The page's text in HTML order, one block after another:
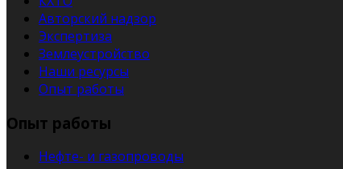
Авторский надзор
Экспертиза
Землеустройство
Наши ресурсы
Опыт работы
Опыт работы
Нефте- и газопроводы